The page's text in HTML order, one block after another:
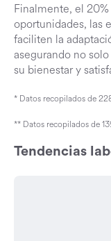
Finalmente, el
oportunidades, las
faciliten la
asegurando no
su bienestar y
* Datos recopilados de
** Datos recopilados de
Tendencias